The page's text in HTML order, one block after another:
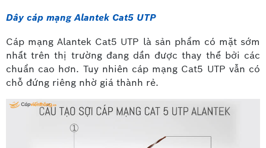
Dây cáp mạng Alantek Cat5 UTP
Cáp mạng Alantek Cat5 UTP là sản phẩm có mặt sớm
nhất trên thị trường đang dần được thay thế bởi các
chuẩn cao hơn. Tuy nhiên cáp mạng Cat5 UTP vẫn có
chỗ đứng riêng nhờ giá thành rẻ.